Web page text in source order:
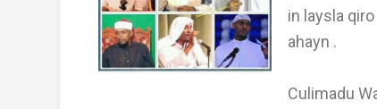
in laysla
ahayn .
Culimadu